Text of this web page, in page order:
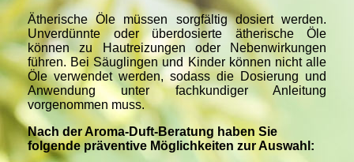
Ätherische Öle müssen sorgfältig dosiert werden.
Unverdünnte oder überdosierte ätherische Öle
können zu Hautreizungen oder Nebenwirkungen
führen. Bei Säuglingen und Kinder können nicht alle
Öle verwendet werden, sodass die Dosierung und
Anwendung unter fachkundiger Anleitung
vorgenommen muss.
Nach der Aroma-Duft-Beratung haben Sie
folgende präventive Möglichkeiten zur Auswahl: